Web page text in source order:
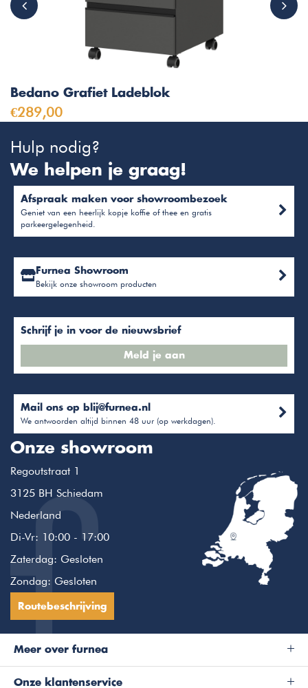
Bedano Grafiet Ladeblok
€289,00
Hulp nodig?
We helpen je graag!
Afspraak maken voor showroombezoek
Geniet van een heerlijk kopje koffie of thee en gratis
parkeergelegenheid.
Furnea Showroom
Bekijk onze showroom producten
Schrijf je in voor de nieuwsbrief
Meld je aan
Mail ons op blij@furnea.nl
We antwoorden altijd binnen 48 uur (op werkdagen).
Onze showroom
Regoutstraat 1
3125 BH Schiedam
Nederland
Di-Vr: 10:00 - 17:00
Zaterdag: Gesloten
Zondag: Gesloten
Routebeschrijving
Meer over furnea
Onze klantenservice